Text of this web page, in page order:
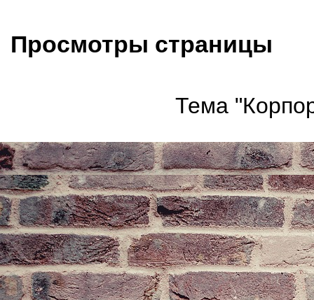
Просмотры страницы
Тема